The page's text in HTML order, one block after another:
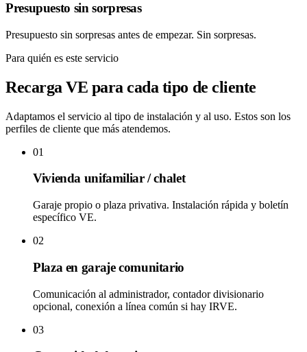
Presupuesto sin sorpresas
Presupuesto sin sorpresas antes de empezar. Sin sorpresas.
Para quién es este servicio
Recarga VE paracada tipo de cliente
Adaptamos el servicio al tipo de instalación y al uso. Estos son los
perfiles de cliente que más atendemos.
01
Vivienda unifamiliar / chalet
Garaje propio o plaza privativa. Instalación rápida y boletín
específico VE.
02
Plaza en garaje comunitario
Comunicación al administrador, contador divisionario
opcional, conexión a línea común si hay IRVE.
03